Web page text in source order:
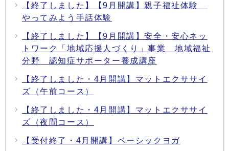
【終了しました】【9月開講】親子福祉体験
やってみよう手話体験
【終了しました】【9月開講】安全・安心ネッ
トワーク「地域応援人づくり」事業 地域福祉
分野 認知症サポーター養成講座
【終了しました・4月開講】マットエクササイ
ズ（午前コース）
【終了しました・4月開講】マットエクササイ
ズ（夜間コース）
【受付終了・4月開講】ベーシックヨガ